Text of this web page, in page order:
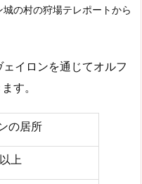
の村の狩場テレポートから
イロンを通じてオルフ
す。
の居所
上